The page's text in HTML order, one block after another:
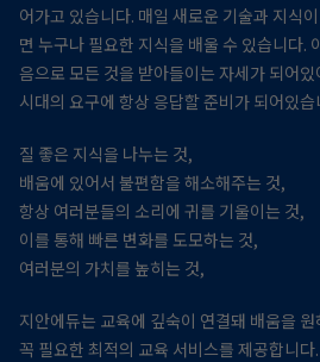
어가고 있습니다. 매일 새로운 기술과 지식
면 누구나 필요한 지식을 배울 수 있습니다.
음으로 모든 것을 받아들이는 자세가 되어
시대의 요구에 항상 응답할 준비가 되어있습
질 좋은 지식을 나누는 것,
배움에 있어서 불편함을 해소해주는 것,
항상 여러분들의 소리에 귀를 기울이는 것,
이를 통해 빠른 변화를 도모하는 것,
여러분의 가치를 높히는 것,
지안에듀는 교육에 깊숙이 연결돼 배움을
꼭 필요한 최적의 교육 서비스를 제공합니다.